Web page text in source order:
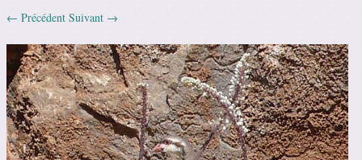
← Précédent Suivant →